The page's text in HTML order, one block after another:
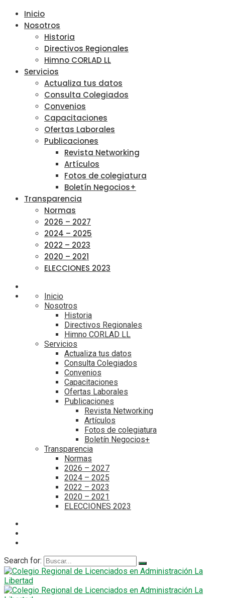
Inicio
Nosotros
Historia
Directivos Regionales
Himno CORLAD LL
Servicios
Actualiza tus datos
Consulta Colegiados
Convenios
Capacitaciones
Ofertas Laborales
Publicaciones
Revista Networking
Artículos
Fotos de colegiatura
Boletín Negocios+
Transparencia
Normas
2026 – 2027
2024 – 2025
2022 – 2023
2020 – 2021
ELECCIONES 2023
Inicio
Nosotros
Historia
Directivos Regionales
Himno CORLAD LL
Servicios
Actualiza tus datos
Consulta Colegiados
Convenios
Capacitaciones
Ofertas Laborales
Publicaciones
Revista Networking
Artículos
Fotos de colegiatura
Boletín Negocios+
Transparencia
Normas
2026 – 2027
2024 – 2025
2022 – 2023
2020 – 2021
ELECCIONES 2023
Search for: